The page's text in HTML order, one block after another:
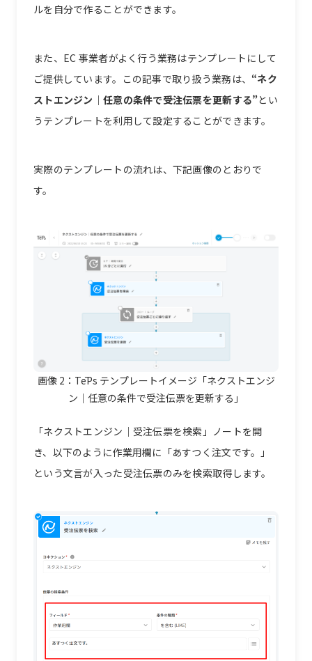
ルを自分で作ることができます。
また、EC 事業者がよく行う業務はテンプレートにして
ご提供しています。この記事で取り扱う業務は、 “ネク
ストエンジン｜任意の条件で受注伝票を更新する”とい
うテンプレートを利用して設定することができます。
実際のテンプレートの流れは、下記画像のとおりで
す。
画像 2： TēPs テンプレートイメージ「ネクストエンジ
ン｜任意の条件で受注伝票を更新する」
「ネクストエンジン｜受注伝票を検索」ノートを開
き、以下のように作業用欄に「あすつく注文です。」
という文言が入った受注伝票のみを検索取得します。